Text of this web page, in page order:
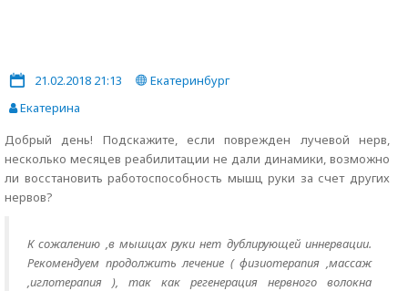
21.02.2018 21:13
Екатеринбург
Екатерина
Добрый день! Подскажите, если поврежден лучевой нерв,
несколько месяцев реабилитации не дали динамики, возможно
ли восстановить работоспособность мышц руки за счет других
нервов?
К сожалению ,в мышцах руки нет дублирующей иннервации.
Рекомендуем продолжить лечение ( физиотерапия ,массаж
,иглотерапия ), так как регенерация нервного волокна